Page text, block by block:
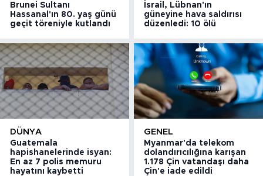
Brunei Sultanı
Hassanal'ın 80. yaş günü
geçit töreniyle kutlandı
İsrail, Lübnan'ın
güneyine hava saldırısı
düzenledi: 10 ölü
DÜNYA
Guatemala
hapishanelerinde isyan:
En az 7 polis memuru
hayatını kaybetti
GENEL
Myanmar'da telekom
dolandırıcılığına karışan
1.178 Çin vatandaşı daha
Çin'e iade edildi